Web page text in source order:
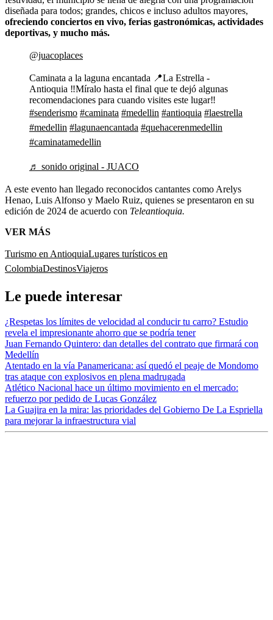
diseñada para todos; grandes, chicos e incluso adultos mayores,
ofreciendo conciertos en vivo, ferias gastronómicas, actividades
deportivas, y mucho más.
@juacoplaces
Caminata a la laguna encantada 📍La Estrella -
Antioquia ‼️Míralo hasta el final que te dejó algunas
recomendaciones para cuando visites este lugar‼️
#senderismo #caminata #medellin #antioquia #laestrella
#medellin #lagunaencantada #quehacerenmedellin
#caminatamedellin
♬ sonido original - JUACO
A este evento han llegado reconocidos cantantes como Arelys
Henao, Luis Alfonso y Maelo Ruiz, quienes se presentaron en su
edición de 2024 de acuerdo con Teleantioquia.
VER MÁS
Turismo en AntioquiaLugares turísticos en
ColombiaDestinosViajeros
Le puede interesar
¿Respetas los límites de velocidad al conducir tu carro? Estudio
revela el impresionante ahorro que se podría tener
Juan Fernando Quintero: dan detalles del contrato que firmará con
Medellín
Atentado en la vía Panamericana: así quedó el peaje de Mondomo
tras ataque con explosivos en plena madrugada
Atlético Nacional hace un último movimiento en el mercado:
refuerzo por pedido de Lucas González
La Guajira en la mira: las prioridades del Gobierno De La Espriella
para mejorar la infraestructura vial